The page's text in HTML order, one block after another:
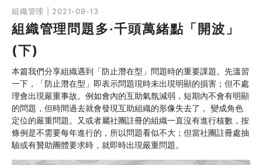
組織管理 | 2021-09-13
組織管理問題多‧千頭萬緒點「開波」
(下)
本篇我們分享組織遇到「防止潛在型」問題時的重要課題。先溫習
一下，「防止潛在型」即表示問題現時未出現明顯的損害；但不處
理會出現嚴重事故。例如會內的互助氣氛減弱，短期內不會有明顯
的問題，但時間過去就會發現互助組織的形像失去了， 變成角色
定位的嚴重問題。又或者屬社團註冊的組織一直沒有進行核數，按
條例是不需要每年進行的，所以問題看似不大；但當社團註冊處抽
驗或有贊助團體要求時，就即時出現嚴重問題。